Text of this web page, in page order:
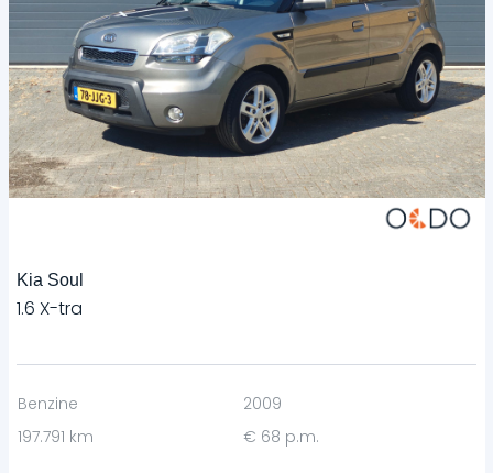
Kia Soul
1.6 X-tra
Benzine
2009
197.791 km
€ 68 p.m.